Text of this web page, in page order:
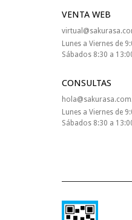
VENTA WEB
Lunes a Viernes de
Sábados 8:30 a
CONSULTAS
Lunes a Viernes de
Sábados 8:30 a